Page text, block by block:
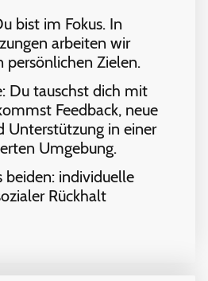
bist im Fokus. In
arbeiten wir
persönlichen Zielen.
Du tauschst dich mit
Feedback, neue
Unterstützung in einer
Umgebung.
beiden: individuelle
Rückhalt